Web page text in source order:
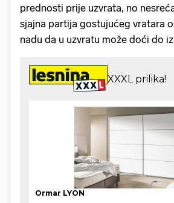
prednosti prije uzvrata, no
sjajna partija gostujućeg vratara
nadu da u uzvratu može doći do